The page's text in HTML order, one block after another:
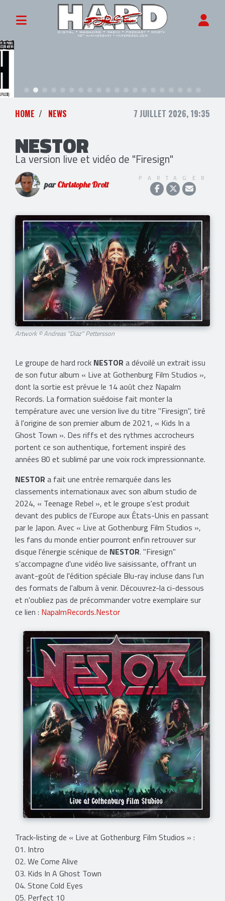
HOME NEWS 7 JUILLET 2026, 19:35
NESTOR
La version live et vidéo de "Firesign"
parChristophe Droit
PARTAGER
Artwork © Andreas "Diaz" Pettersson
Le groupe de hard rock NESTOR a dévoilé un extrait issu
de son futur album « Live at Gothenburg Film Studios »,
dont la sortie est prévue le 14 août chez Napalm
Records. La formation suédoise fait monter la
température avec une version live du titre "Firesign", tiré
à l'origine de son premier album de 2021, « Kids In a
Ghost Town ». Des riffs et des rythmes accrocheurs
portent ce son authentique, fortement inspiré des
années 80 et sublimé par une voix rock impressionnante.
NESTOR a fait une entrée remarquée dans les
classements internationaux avec son album studio de
2024, « Teenage Rebel », et le groupe s'est produit
devant des publics de l'Europe aux États-Unis en passant
par le Japon. Avec « Live at Gothenburg Film Studios »,
les fans du monde entier pourront enfin retrouver sur
disque l'énergie scénique de NESTOR. "Firesign"
s'accompagne d'une vidéo live saisissante, offrant un
avant-goût de l'édition spéciale Blu-ray incluse dans l'un
des formats de l'album à venir. Découvrez-la ci-dessous
et n'oubliez pas de précommander votre exemplaire sur
ce lien : NapalmRecords.Nestor
Track-listing de « Live at Gothenburg Film Studios » :
01. Intro
02. We Come Alive
03. Kids In A Ghost Town
04. Stone Cold Eyes
05. Perfect 10